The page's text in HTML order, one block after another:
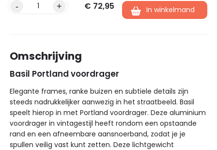
- + € 72,95 In winkelmand
Alternative:
Omschrijving
Basil Portland voordrager
Elegante frames, ranke buizen en subtiele details zijn
steeds nadrukkelijker aanwezig in het straatbeeld. Basil
speelt hierop in met Portland voordrager. Deze aluminium
voordrager in vintagestijl heeft rondom een opstaande
rand en een afneembare aansnoerband, zodat je je
spullen veilig vast kunt zetten. Deze lichtgewicht